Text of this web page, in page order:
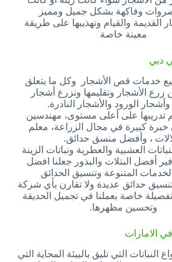
وفاكهة بشكل جميل ومميز
القديمة والقيام وتهذيبها على طريقة
معينة خاصة
دبي
خدمات قص الأشجار وكل ما يتعلق
زرع الأشجار وتقليمها ونزرع أشجار
وأشجار الورود والأشجار النادرة.
تدريبها على أعلى مستوى، مهندسين
كبيرة في مجال الزراعة، معلم
، وأفضل منسق حدائق.
العشبية والعطرية ونباتات الزينة
أفضل البتلات والبذور جعلنا افضل
المتنوعة وتنسيق الحدائق
حدائق عديدة ولا تقارن بأي شركة
تفصيلة خاصة بعملنا في تجميل الحديقة
وتحسين مظهرها.
الامارات
النباتات التي تليق بالبيئة المحاية التي